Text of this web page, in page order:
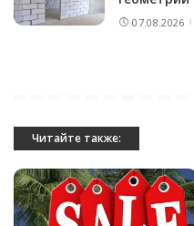
07.08.2026
Читайте также: